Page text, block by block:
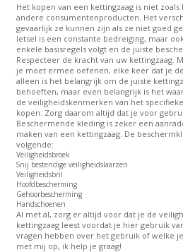
Het kopen van een kettingzaag is niet
andere consumentenproducten. Het
gevaarlijk ze kunnen zijn als ze niet goed
letsel is een constante bedreiging, maar
enkele basisregels volgt en de juiste
Respecteer de kracht van uw kettingzaag.
je moet ermee oefenen, elke keer dat je
alleen is het belangrijk om de juiste
behoeften, maar even belangrijk is het
de veiligheidskenmerken van het
kopen. Zorg daarom altijd dat je voor
Beschermende kleding is zeker een
maken van een kettingzaag. De
volgende:
Veiligheidsbroek
Snij bestendige veiligheidslaarzen
Veiligheidsbril
Hoofdbescherming
Gehoorbescherming
Handschoenen
Al met al, zorg er altijd voor dat je de
kettingzaag leest voordat je hier gebruik
vragen hebben over het gebruik of welke
met mij op, ik help je graag!